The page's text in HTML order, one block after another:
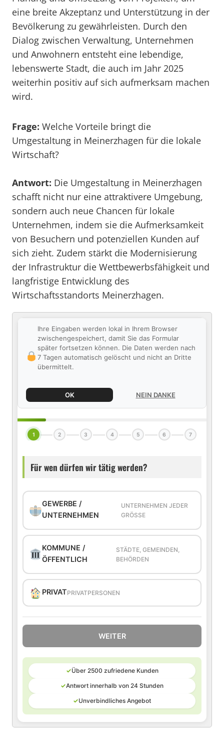
eine breite Akzeptanz und Unterstützung in der
Bevölkerung zu gewährleisten. Durch den
Dialog zwischen Verwaltung, Unternehmen
und Anwohnern entsteht eine lebendige,
lebenswerte Stadt, die auch im Jahr 2025
weiterhin positiv auf sich aufmerksam machen
wird.
Frage: Welche Vorteile bringt die
Umgestaltung in Meinerzhagen für die lokale
Wirtschaft?
Antwort: Die Umgestaltung in Meinerzhagen
schafft nicht nur eine attraktivere Umgebung,
sondern auch neue Chancen für lokale
Unternehmen, indem sie die Aufmerksamkeit
von Besuchern und potenziellen Kunden auf
sich zieht. Zudem stärkt die Modernisierung
der Infrastruktur die Wettbewerbsfähigkeit und
langfristige Entwicklung des
Wirtschaftsstandorts Meinerzhagen.
Ihre Eingaben werden lokal in Ihrem Browser
zwischengespeichert, damit Sie das Formular
später fortsetzen können. Die Daten werden nach
7 Tagen automatisch gelöscht und nicht an Dritte
übermittelt.
OK NEIN DANKE
1 2 3 4 5 6 7
Für wen dürfen wir tätig werden?
GEWERBE /
UNTERNEHMEN
UNTERNEHMEN JEDER
GRÖSSE
KOMMUNE /
ÖFFENTLICH
STÄDTE, GEMEINDEN,
BEHÖRDEN
PRIVATPRIVATPERSONEN
WEITER
✓Über 2500 zufriedene Kunden
✓Antwort innerhalb von 24 Stunden
✓Unverbindliches Angebot